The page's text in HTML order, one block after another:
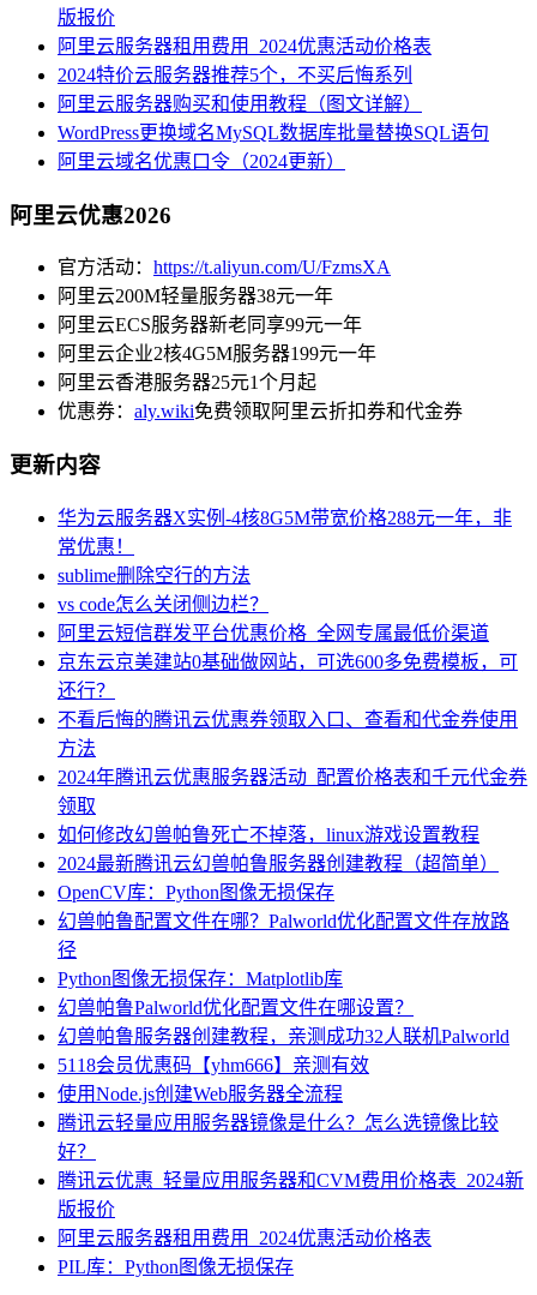
版报价
阿里云服务器租用费用_2024优惠活动价格表
2024特价云服务器推荐5个，不买后悔系列
阿里云服务器购买和使用教程（图文详解）
WordPress更换域名MySQL数据库批量替换SQL语句
阿里云域名优惠口令（2024更新）
阿里云优惠2026
官方活动： https://t.aliyun.com/U/FzmsXA
阿里云200M轻量服务器38元一年
阿里云ECS服务器新老同享99元一年
阿里云企业2核4G5M服务器199元一年
阿里云香港服务器25元1个月起
优惠券： aly.wiki免费领取阿里云折扣券和代金券
更新内容
华为云服务器X实例-4核8G5M带宽价格288元一年，非
常优惠！
sublime删除空行的方法
vs code怎么关闭侧边栏？
阿里云短信群发平台优惠价格_全网专属最低价渠道
京东云京美建站0基础做网站，可选600多免费模板，可
还行？
不看后悔的腾讯云优惠券领取入口、查看和代金券使用
方法
2024年腾讯云优惠服务器活动_配置价格表和千元代金券
领取
如何修改幻兽帕鲁死亡不掉落，linux游戏设置教程
2024最新腾讯云幻兽帕鲁服务器创建教程（超简单）
OpenCV库：Python图像无损保存
幻兽帕鲁配置文件在哪？Palworld优化配置文件存放路
径
Python图像无损保存：Matplotlib库
幻兽帕鲁Palworld优化配置文件在哪设置？
幻兽帕鲁服务器创建教程，亲测成功32人联机Palworld
5118会员优惠码【yhm666】亲测有效
使用Node.js创建Web服务器全流程
腾讯云轻量应用服务器镜像是什么？怎么选镜像比较
好？
腾讯云优惠_轻量应用服务器和CVM费用价格表_2024新
版报价
阿里云服务器租用费用_2024优惠活动价格表
PIL库：Python图像无损保存